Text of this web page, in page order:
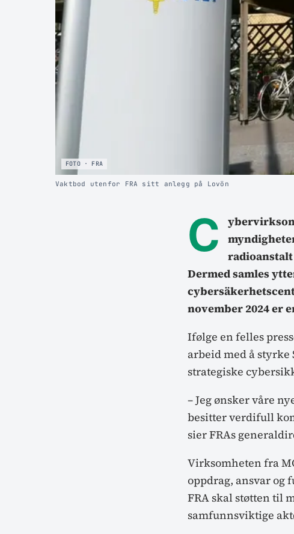
FOTO · FRA
Vaktbod utenfor FRA sitt anlegg på Lovön
C
Dermed samles
november 2024 er
Ifølge en felles
arbeid med å styrke
strategiske
– Jeg ønsker våre
besitter verdifull
sier FRAs
Virksomheten fra
oppdrag, ansvar og
FRA skal støtten til
samfunnsviktige